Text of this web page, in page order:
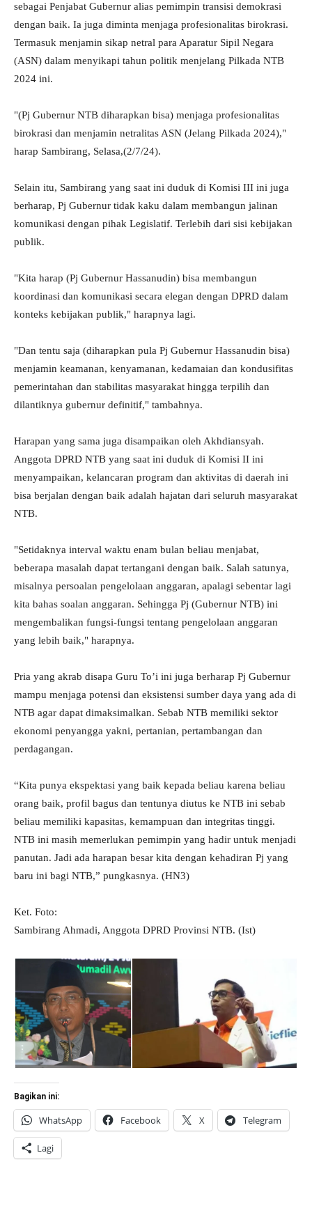
sebagai Penjabat Gubernur alias pemimpin transisi demokrasi
dengan baik. Ia juga diminta menjaga profesionalitas birokrasi.
Termasuk menjamin sikap netral para Aparatur Sipil Negara
(ASN) dalam menyikapi tahun politik menjelang Pilkada NTB
2024 ini.
"(Pj Gubernur NTB diharapkan bisa) menjaga profesionalitas
birokrasi dan menjamin netralitas ASN (Jelang Pilkada 2024),"
harap Sambirang, Selasa,(2/7/24).
Selain itu, Sambirang yang saat ini duduk di Komisi III ini juga
berharap, Pj Gubernur tidak kaku dalam membangun jalinan
komunikasi dengan pihak Legislatif. Terlebih dari sisi kebijakan
publik.
"Kita harap (Pj Gubernur Hassanudin) bisa membangun
koordinasi dan komunikasi secara elegan dengan DPRD dalam
konteks kebijakan publik," harapnya lagi.
"Dan tentu saja (diharapkan pula Pj Gubernur Hassanudin bisa)
menjamin keamanan, kenyamanan, kedamaian dan kondusifitas
pemerintahan dan stabilitas masyarakat hingga terpilih dan
dilantiknya gubernur definitif," tambahnya.
Harapan yang sama juga disampaikan oleh Akhdiansyah.
Anggota DPRD NTB yang saat ini duduk di Komisi II ini
menyampaikan, kelancaran program dan aktivitas di daerah ini
bisa berjalan dengan baik adalah hajatan dari seluruh masyarakat
NTB.
"Setidaknya interval waktu enam bulan beliau menjabat,
beberapa masalah dapat tertangani dengan baik. Salah satunya,
misalnya persoalan pengelolaan anggaran, apalagi sebentar lagi
kita bahas soalan anggaran. Sehingga Pj (Gubernur NTB) ini
mengembalikan fungsi-fungsi tentang pengelolaan anggaran
yang lebih baik," harapnya.
Pria yang akrab disapa Guru To’i ini juga berharap Pj Gubernur
mampu menjaga potensi dan eksistensi sumber daya yang ada di
NTB agar dapat dimaksimalkan. Sebab NTB memiliki sektor
ekonomi penyangga yakni, pertanian, pertambangan dan
perdagangan.
“Kita punya ekspektasi yang baik kepada beliau karena beliau
orang baik, profil bagus dan tentunya diutus ke NTB ini sebab
beliau memiliki kapasitas, kemampuan dan integritas tinggi.
NTB ini masih memerlukan pemimpin yang hadir untuk menjadi
panutan. Jadi ada harapan besar kita dengan kehadiran Pj yang
baru ini bagi NTB,” pungkasnya. (HN3)
Ket. Foto:
Sambirang Ahmadi, Anggota DPRD Provinsi NTB. (Ist)
Bagikan ini:
WhatsApp Facebook X Telegram
Lagi